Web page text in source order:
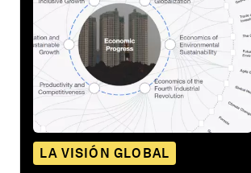
LA VISIÓN GLOBAL